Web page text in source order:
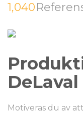
1,040
Motiveras du av